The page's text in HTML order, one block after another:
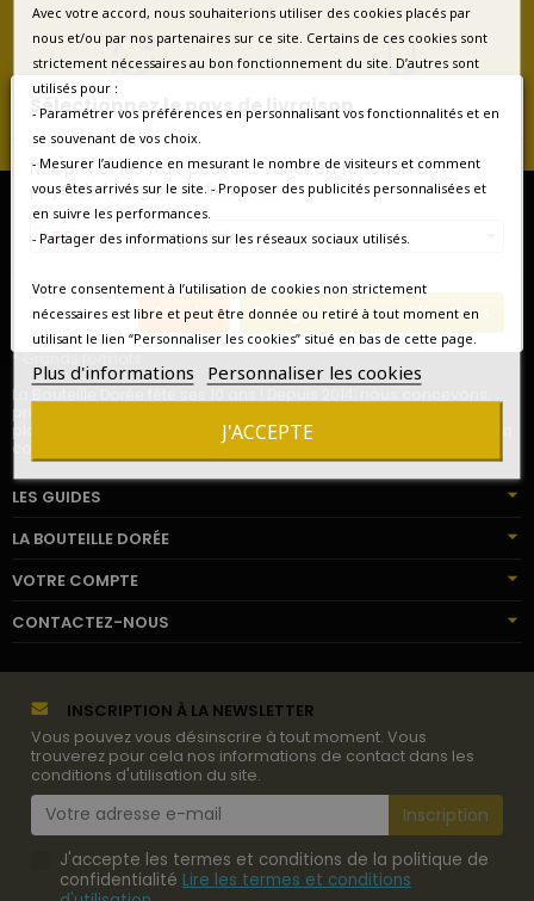
Sélectionnez le pays de livraison
Nos prix et les frais peuvent varier en fonction du
pays/de la région de livraison.
France métropolitaine
Annuler Enregistrer les modifications
RETOURS FACILES
Retours possibles pendant 14
jours à compter de la
livraison
Contactez-nous au
+33(0)1.46.22.29.79 du lundi
* Vins de France et d'ailleurs
* Coffrets vins
* Coffrets Champagne
* Vieux millésimes
* Grands formats
La Bouteille Dorée fête ses 10 ans ! Depuis 2014, nous concevons,
préparons et livrons des cadeaux de vins et champagnes pour le
plaisir de milliers de destinataires en France, en Europe, sur les cinq
continents.
LES GUIDES
LA BOUTEILLE DORÉE
VOTRE COMPTE
CONTACTEZ-NOUS
Avec votre accord, nous souhaiterions utiliser des cookies placés par
nous et/ou par nos partenaires sur ce site. Certains de ces cookies sont
strictement nécessaires au bon fonctionnement du site. D’autres sont
utilisés pour :
- Paramétrer vos préférences en personnalisant vos fonctionnalités et en
se souvenant de vos choix.
- Mesurer l’audience en mesurant le nombre de visiteurs et comment
vous êtes arrivés sur le site. - Proposer des publicités personnalisées et
en suivre les performances.
- Partager des informations sur les réseaux sociaux utilisés.
Votre consentement à l’utilisation de cookies non strictement
nécessaires est libre et peut être donnée ou retiré à tout moment en
utilisant le lien “Personnaliser les cookies” situé en bas de cette page.
Plus d'informations Personnaliser les cookies
J'ACCEPTE
INSCRIPTION À LA NEWSLETTER
Vous pouvez vous désinscrire à tout moment. Vous
trouverez pour cela nos informations de contact dans les
conditions d'utilisation du site.
J'accepte les termes et conditions de la politique de
confidentialité Lire les termes et conditions